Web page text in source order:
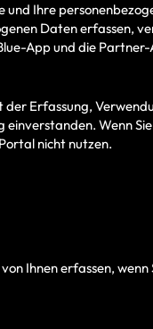
Ihre
Daten erfassen,
App und die
der Erfassung,
Wenn
nicht nutzen.
Ihnen erfassen, wenn